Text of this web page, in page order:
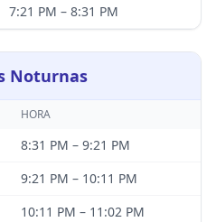
7:21 PM – 8:31 PM
Noturnas
HORA
8:31 PM – 9:21 PM
9:21 PM – 10:11 PM
10:11 PM – 11:02 PM